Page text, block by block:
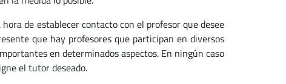
de establecer contacto con el profesor que desee
que hay profesores que participan en diversos
en determinados aspectos. En ningún caso
el tutor deseado.